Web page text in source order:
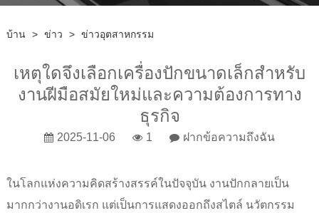
บ้าน > ข่าว > ข่าวอุตสาหกรรม
เหตุใดจึงเลือกเครื่องปักขนาดเล็กสำหรับ
งานฝีมือสมัยใหม่และความต้องการทาง
ธุรกิจ
2025-11-06 1 ฝากข้อความถึงฉัน
ในโลกแห่งความคิดสร้างสรรค์ในปัจจุบัน งานปักกลายเป็น
มากกว่างานอดิเรก แต่เป็นการแสดงออกถึงสไตล์ นวัตกรรม